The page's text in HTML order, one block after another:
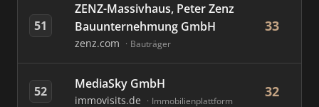
51
ZENZ-Massivhaus, Peter Zenz
Bauunternehmung GmbH
zenz.com Bauträger
33
52 MediaSky GmbH
immovisits.de Immobilienplattform
32